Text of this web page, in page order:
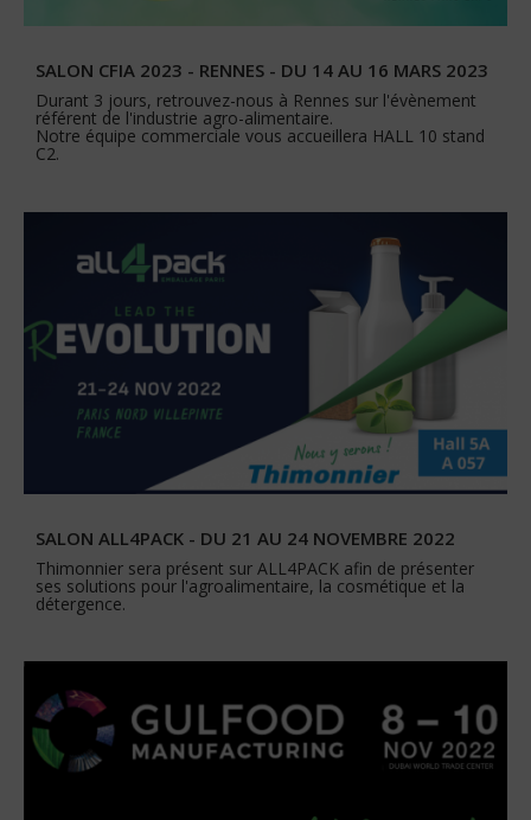
SALON CFIA 2023 - RENNES - DU 14 AU 16 MARS 2023
Durant 3 jours, retrouvez-nous à Rennes sur l'évènement
référent de l'industrie agro-alimentaire.
Notre équipe commerciale vous accueillera HALL 10 stand
C2.
SALON ALL4PACK - DU 21 AU 24 NOVEMBRE 2022
Thimonnier sera présent sur ALL4PACK afin de présenter
ses solutions pour l'agroalimentaire, la cosmétique et la
détergence.